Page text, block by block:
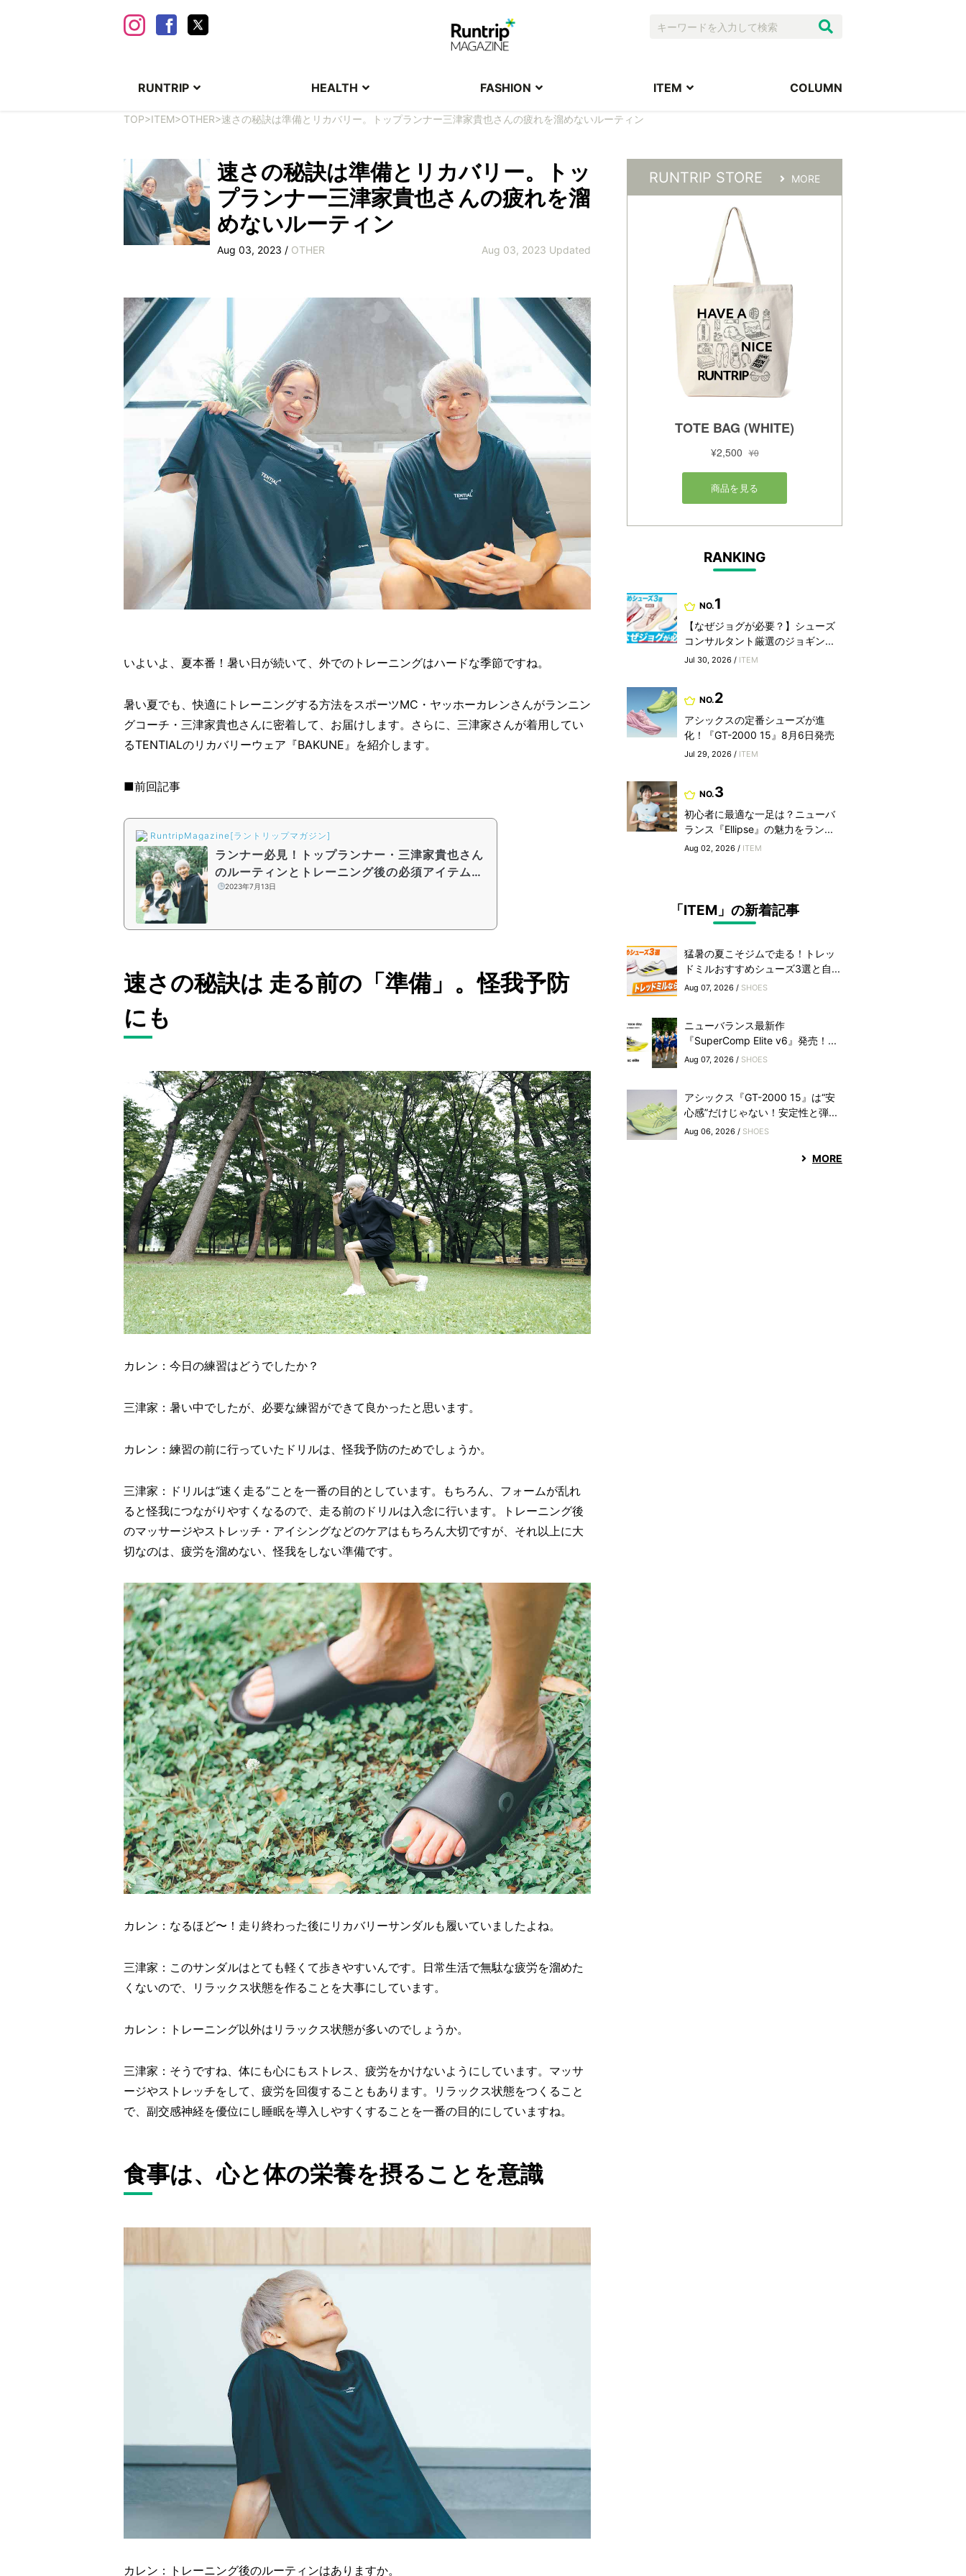
RUNTRIP HEALTH FASHION ITEM COLUMN
TOP>ITEM>OTHER>速さの秘訣は準備とリカバリー。トップランナー三津家貴也さんの疲れを溜めないルーティン
速さの秘訣は準備とリカバリー。トッ
プランナー三津家貴也さんの疲れを溜
めないルーティン
Aug 03, 2023 / OTHER Aug 03, 2023 Updated
いよいよ、夏本番！暑い日が続いて、外でのトレーニングはハードな季節ですね。
暑い夏でも、快適にトレーニングする方法をスポーツMC・ヤッホーカレンさんがランニン
グコーチ・三津家貴也さんに密着して、お届けします。さらに、三津家さんが着用してい
るTENTIALのリカバリーウェア『BAKUNE』を紹介します。
■前回記事
RuntripMagazine[ラントリップマガジン]
ランナー必見！トップランナー・三津家貴也さん
のルーティンとトレーニング後の必須アイテム
「リカバリーサンダル」
2023年7月13日
速さの秘訣は 走る前の「準備」。怪我予防
にも
カレン：今日の練習はどうでしたか？
三津家：暑い中でしたが、必要な練習ができて良かったと思います。
カレン：練習の前に行っていたドリルは、怪我予防のためでしょうか。
三津家：ドリルは“速く走る”ことを一番の目的としています。もちろん、フォームが乱れ
ると怪我につながりやすくなるので、走る前のドリルは入念に行います。トレーニング後
のマッサージやストレッチ・アイシングなどのケアはもちろん大切ですが、それ以上に大
切なのは、疲労を溜めない、怪我をしない準備です。
カレン：なるほど〜！走り終わった後にリカバリーサンダルも履いていましたよね。
三津家：このサンダルはとても軽くて歩きやすいんです。日常生活で無駄な疲労を溜めた
くないので、リラックス状態を作ることを大事にしています。
カレン：トレーニング以外はリラックス状態が多いのでしょうか。
三津家：そうですね、体にも心にもストレス、疲労をかけないようにしています。マッサ
ージやストレッチをして、疲労を回復することもあります。リラックス状態をつくること
で、副交感神経を優位にし睡眠を導入しやすくすることを一番の目的にしていますね。
食事は、心と体の栄養を摂ることを意識
カレン：トレーニング後のルーティンはありますか。
RUNTRIP STORE MORE
RANKING
NO.1
【なぜジョグが必要？】シューズ
コンサルタント厳選のジョギン...
Jul 30, 2026 / ITEM
NO.2
アシックスの定番シューズが進
化！『GT-2000 15』8月6日発売
Jul 29, 2026 / ITEM
NO.3
初心者に最適な一足は？ニューバ
ランス『Ellipse』の魅力をラン...
Aug 02, 2026 / ITEM
「ITEM」の新着記事
猛暑の夏こそジムで走る！トレッ
ドミルおすすめシューズ3選と自...
Aug 07, 2026 / SHOES
ニューバランス最新作
『SuperComp Elite v6』発売！...
Aug 07, 2026 / SHOES
アシックス『GT-2000 15』は“安
心感”だけじゃない！安定性と弾...
Aug 06, 2026 / SHOES
MORE